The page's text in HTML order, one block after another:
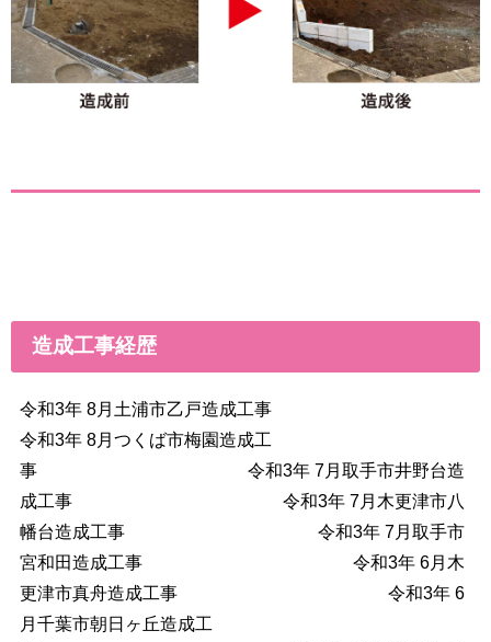
造成工事経歴
令和3年 8月土浦市乙戸造成工事
令和3年 8月つくば市梅園造成工
事 令和3年 7月取手市井野台造
成工事 令和3年 7月木更津市八
幡台造成工事 令和3年 7月取手市
宮和田造成工事 令和3年 6月木
更津市真舟造成工事 令和3年 6
月千葉市朝日ヶ丘造成工